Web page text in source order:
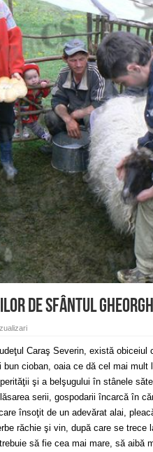
Oravița – locul unde natura a
și flori de vară și râsete de copii la
Reșița – avarie – 04.08.2026 – str.
CARANSEBEȘ – 04.08.2026 –
CARANSEBEȘ avarie
Reșița, cartier Țerova – avarie –
de Sfântul
Caraş Severin, există obiceiul
cioban, oaia ce dă cel mai mult
şi a belşugului în stânele
serii, gospodarii încarcă în
însoţit de un adevărat alai,
răchie şi vin, după care se trece
să fie cea mai mare, să aibă